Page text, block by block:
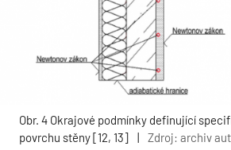
Obr. 4 Okrajové podmínky definující
povrchu stěny [12, 13]
Zdroj: archiv